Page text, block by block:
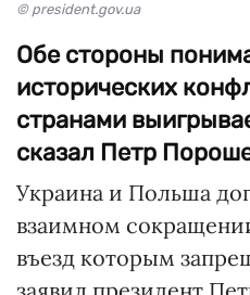
© president.gov.ua
Обе стороны
исторических
странами
сказал Петр
Украина и Польша
взаимном
въезд которым